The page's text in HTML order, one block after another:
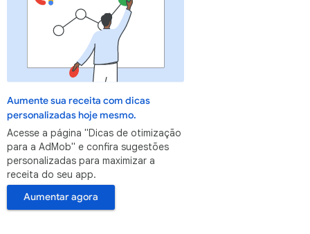
Aumente sua receita com dicas
personalizadas hoje mesmo.
Acesse a página "Dicas de otimização
para a AdMob" e confira sugestões
personalizadas para maximizar a
receita do seu app.
Aumentar agora